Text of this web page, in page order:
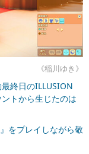
《稲川ゆき》
終日のILLUSION
トから生じたのは
をプレイしながら敬